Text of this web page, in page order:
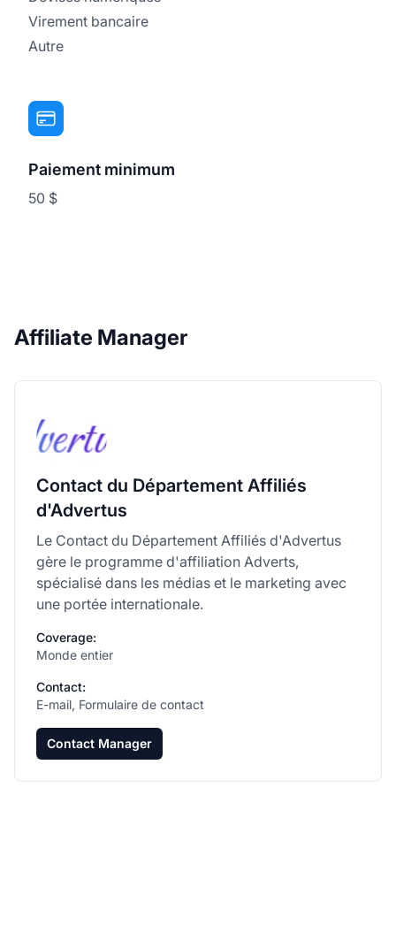
Virement bancaire
Autre
Paiement minimum
50 $
Affiliate Manager
Contact du Département Affiliés
d'Advertus
Le Contact du Département Affiliés d'Advertus
gère le programme d'affiliation Adverts,
spécialisé dans les médias et le marketing avec
une portée internationale.
Coverage:
Monde entier
Contact:
E-mail, Formulaire de contact
Contact Manager